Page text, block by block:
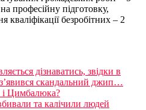
професійну підготовку,
кваліфікації безробітних – 2
дізнаватись, звідки в
з’явився скандальний джип…
Цимбалюка?
та калічили людей